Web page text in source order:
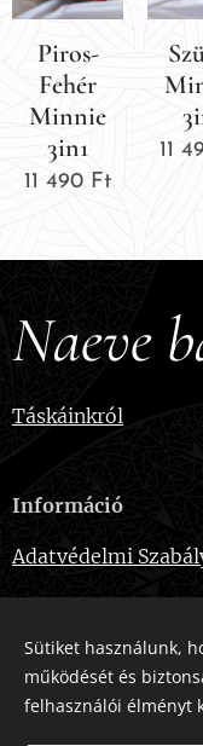
Piros-
Fehér
Minnie
3in1
11 490 Ft
11
Naeve
Táskáinkról
Információ
Adatvédelmi
Elérhetőségek
Sütiket használunk,
működését és
felhasználói élményt